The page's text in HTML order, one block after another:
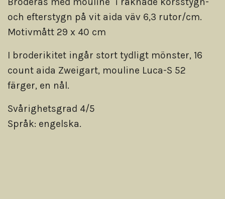
och efterstygn på vit aida väv 6,3 rutor/cm.
Motivmått 29 x 40 cm
I broderikitet ingår stort tydligt mönster, 16
count aida Zweigart, mouline Luca-S 52
färger, en nål.
Svårighetsgrad 4/5
Språk: engelska.